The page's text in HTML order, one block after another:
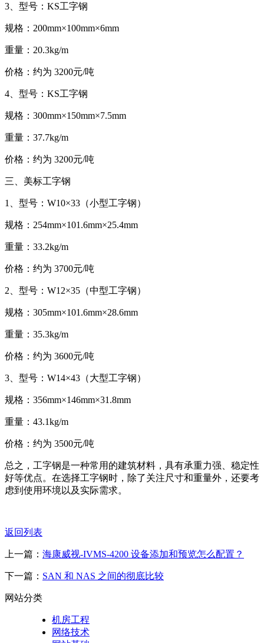
3、型号：KS工字钢
规格：200mm×100mm×6mm
重量：20.3kg/m
价格：约为 3200元/吨
4、型号：KS工字钢
规格：300mm×150mm×7.5mm
重量：37.7kg/m
价格：约为 3200元/吨
三、美标工字钢
1、型号：W10×33（小型工字钢）
规格：254mm×101.6mm×25.4mm
重量：33.2kg/m
价格：约为 3700元/吨
2、型号：W12×35（中型工字钢）
规格：305mm×101.6mm×28.6mm
重量：35.3kg/m
价格：约为 3600元/吨
3、型号：W14×43（大型工字钢）
规格：356mm×146mm×31.8mm
重量：43.1kg/m
价格：约为 3500元/吨
总之，工字钢是一种常用的建筑材料，具有承重力强、稳定性
好等优点。在选择工字钢时，除了关注尺寸和重量外，还要考
虑到使用环境以及实际需求。
返回列表
上一篇： 海康威视-IVMS-4200 设备添加和预览怎么配置？
下一篇： SAN 和 NAS 之间的彻底比较
网站分类
机房工程
网络技术